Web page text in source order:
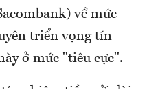
về mức
triển vọng tín
ở mức "tiêu cực".